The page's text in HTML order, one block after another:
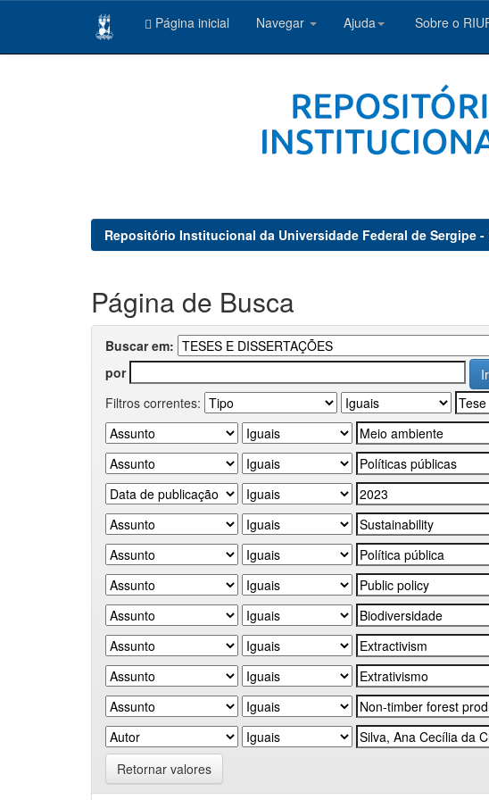
Página inicial Navegar Ajuda Sobre o
Repositório Institucional da Universidade Federal de Sergipe -
Página de Busca
Buscar em:
por
Filtros correntes:
Retornar valores